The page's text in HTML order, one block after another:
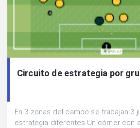
Circuito de estrategia por
En 3 zonas del campo se trabajan 3
estrategia diferentes.Un córner con